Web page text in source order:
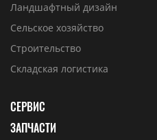
Ландшафтный дизайн
Сельское хозяйство
Строительство
Складская логистика
СЕРВИС
ЗАПЧАСТИ